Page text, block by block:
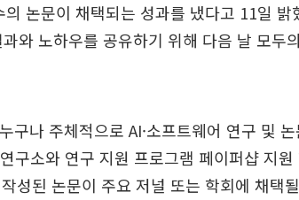
논문이 채택되는 성과를 냈다고 11일 밝
와 노하우를 공유하기 위해 다음 날 모두
구나 주체적으로 AI·소프트웨어 연구 및
구소와 연구 지원 프로그램 페이퍼샵 지원
성된 논문이 주요 저널 또는 학회에 채택